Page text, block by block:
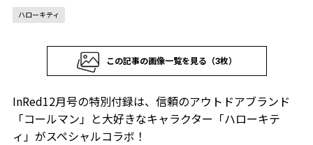
ハローキティ
この記事の画像一覧を見る（3枚）
InRed12月号の特別付録は、信頼のアウトドアブランド
「コールマン」と大好きなキャラクター「ハローキテ
ィ」がスペシャルコラボ！